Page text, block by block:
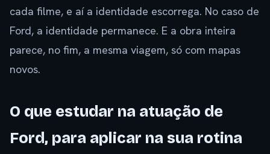
cada filme, e aí a identidade escorrega. No caso de
Ford, a identidade permanece. E a obra inteira
parece, no fim, a mesma viagem, só com mapas
novos.
O que estudar na atuação de
Ford, para aplicar na sua rotina